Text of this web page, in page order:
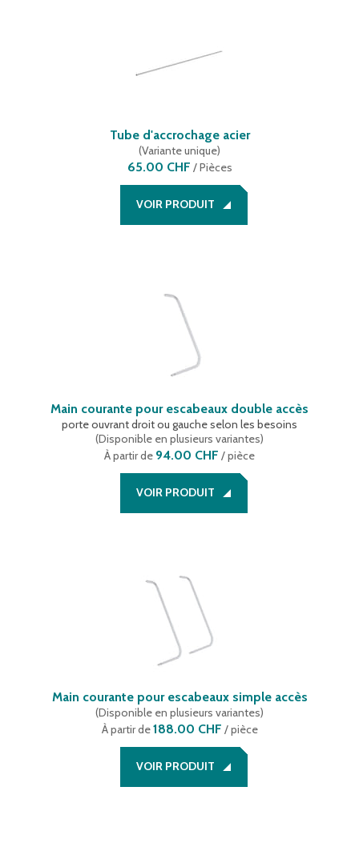
Tube d'accrochage acier
(Variante unique)
65.00 CHF /Pièces
VOIR PRODUIT
Main courante pour escabeaux double accès
porte ouvrant droit ou gauche selon les besoins
(Disponible en plusieurs variantes)
À partir de 94.00 CHF / pièce
VOIR PRODUIT
Main courante pour escabeaux simple accès
(Disponible en plusieurs variantes)
À partir de188.00 CHF / pièce
VOIR PRODUIT